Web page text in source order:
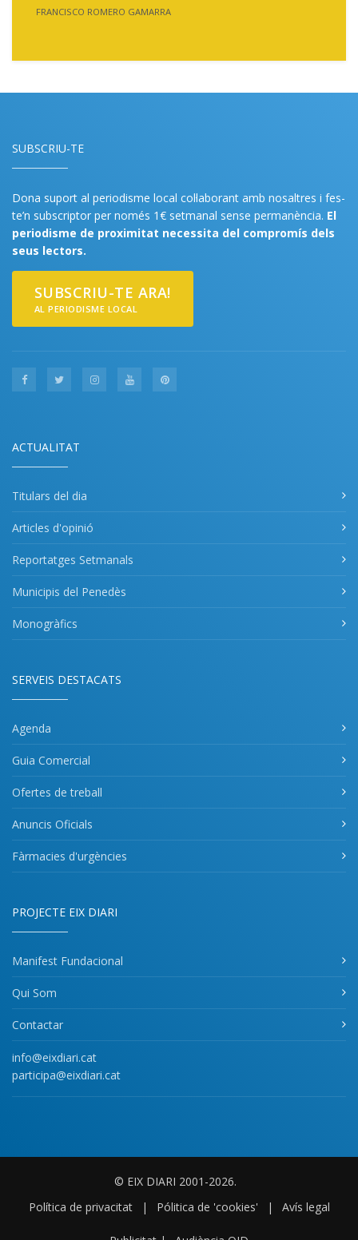
FRANCISCO ROMERO GAMARRA
SUBSCRIU-TE
Dona suport al periodisme local col·laborant amb nosaltres i fes-
te’n subscriptor per només 1€ setmanal sense permanència. El
periodisme de proximitat necessita del compromís dels
seus lectors.
SUBSCRIU-TE ARA!
AL PERIODISME LOCAL
ACTUALITAT
Titulars del dia
Articles d'opinió
Reportatges Setmanals
Municipis del Penedès
Monogràfics
SERVEIS DESTACATS
Agenda
Guia Comercial
Ofertes de treball
Anuncis Oficials
Fàrmacies d'urgències
PROJECTE EIX DIARI
Manifest Fundacional
Qui Som
Contactar
info@eixdiari.cat
participa@eixdiari.cat
© EIX DIARI 2001-2026.
Política de privacitat
| Pólitica de 'cookies' | Avís legal